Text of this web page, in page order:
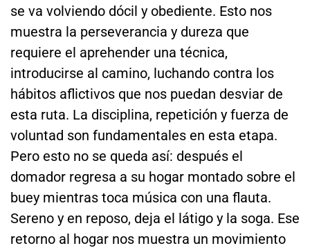
se va volviendo dócil y obediente. Esto nos
muestra la perseverancia y dureza que
requiere el aprehender una técnica,
introducirse al camino, luchando contra los
hábitos aflictivos que nos puedan desviar de
esta ruta. La disciplina, repetición y fuerza de
voluntad son fundamentales en esta etapa.
Pero esto no se queda así: después el
domador regresa a su hogar montado sobre el
buey mientras toca música con una flauta.
Sereno y en reposo, deja el látigo y la soga. Ese
retorno al hogar nos muestra un movimiento